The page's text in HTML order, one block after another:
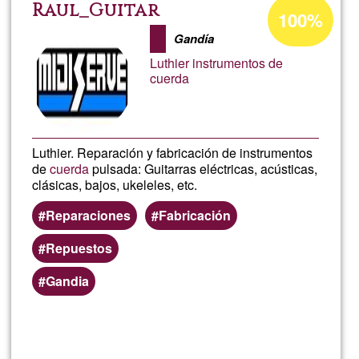
Raul_Guitar
Gandía
Luthier instrumentos de
cuerda
Luthier. Reparación y fabricación de instrumentos
decuerdapulsada: Guitarras eléctricas, acústicas,
clásicas, bajos, ukeleles, etc.
Reparaciones
Fabricación
Repuestos
Gandia
Acceptance
percentage
Ğ1
100%